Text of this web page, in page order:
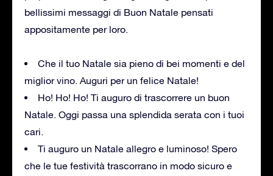
bellissimi messaggi di Buon Natale pensati
appositamente per loro.
Che il tuo Natale sia pieno di bei momenti e del
miglior vino. Auguri per un felice Natale!
Ho! Ho! Ho! Ti auguro di trascorrere un buon
Natale. Oggi passa una splendida serata con i tuoi
cari.
Ti auguro un Natale allegro e luminoso! Spero
che le tue festività trascorrano in modo sicuro e